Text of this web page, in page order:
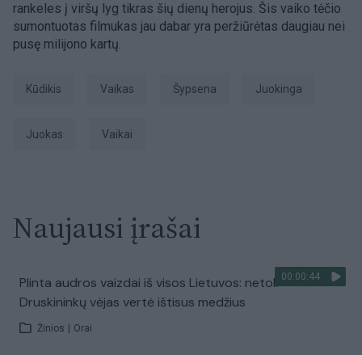
rankeles į viršų lyg tikras šių dienų herojus. Šis vaiko tėčio
sumontuotas filmukas jau dabar yra peržiūrėtas daugiau nei
pusę milijono kartų.
Kūdikis Vaikas šypsena juokinga
juokas Vaikai
Naujausi įrašai
00:00:44
Plinta audros vaizdai iš visos Lietuvos: netoli
Druskininkų vėjas vertė ištisus medžius
Žinios Orai